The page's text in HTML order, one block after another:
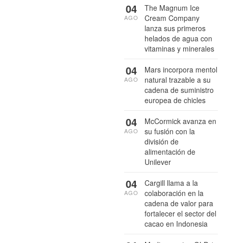
The Magnum Ice
Cream Company
lanza sus primeros
helados de agua con
vitaminas y minerales
04
AGO
Mars incorpora mentol
natural trazable a su
cadena de suministro
europea de chicles
04
AGO
McCormick avanza en
su fusión con la
división de
alimentación de
Unilever
04
AGO
Cargill llama a la
colaboración en la
cadena de valor para
fortalecer el sector del
cacao en Indonesia
04
AGO